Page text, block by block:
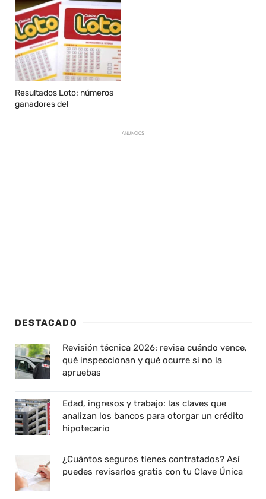
Resultados Loto: números
ganadores del
ANUNCIOS
DESTACADO
Revisión técnica 2026: revisa cuándo vence,
qué inspeccionan y qué ocurre si no la
apruebas
Edad, ingresos y trabajo: las claves que
analizan los bancos para otorgar un crédito
hipotecario
¿Cuántos seguros tienes contratados? Así
puedes revisarlos gratis con tu Clave Única